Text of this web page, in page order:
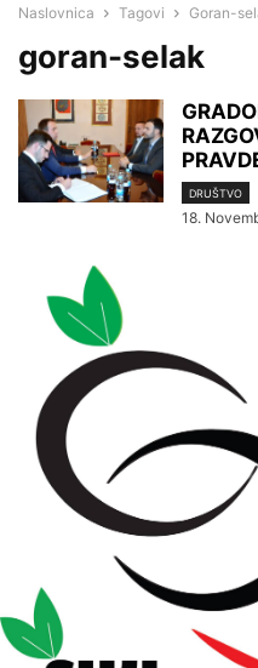
Naslovnica Tagovi Goran-
goran-selak
DRUŠTVO
18.